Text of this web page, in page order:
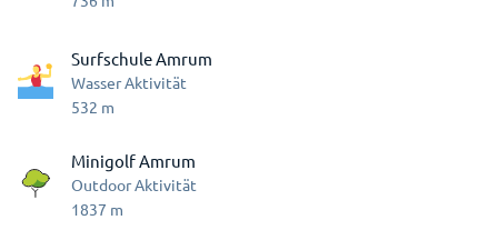
Surfschule Amrum
Wasser Aktivität
532 m
Minigolf Amrum
Outdoor Aktivität
1837 m